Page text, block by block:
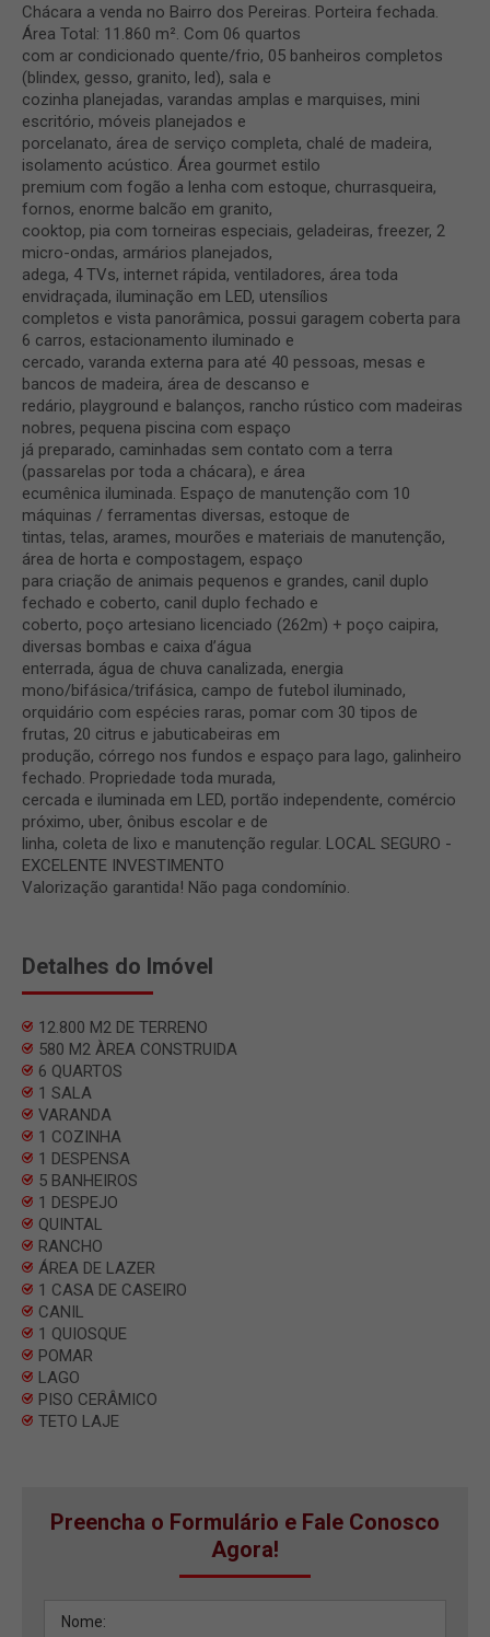
Chácara a venda no Bairro dos Pereiras. Porteira fechada.
Área Total: 11.860 m². Com 06 quartos
com ar condicionado quente/frio, 05 banheiros completos
(blindex, gesso, granito, led), sala e
cozinha planejadas, varandas amplas e marquises, mini
escritório, móveis planejados e
porcelanato, área de serviço completa, chalé de madeira,
isolamento acústico. Área gourmet estilo
premium com fogão a lenha com estoque, churrasqueira,
fornos, enorme balcão em granito,
cooktop, pia com torneiras especiais, geladeiras, freezer, 2
micro-ondas, armários planejados,
adega, 4 TVs, internet rápida, ventiladores, área toda
envidraçada, iluminação em LED, utensílios
completos e vista panorâmica, possui garagem coberta para
6 carros, estacionamento iluminado e
cercado, varanda externa para até 40 pessoas, mesas e
bancos de madeira, área de descanso e
redário, playground e balanços, rancho rústico com madeiras
nobres, pequena piscina com espaço
já preparado, caminhadas sem contato com a terra
(passarelas por toda a chácara), e área
ecumênica iluminada. Espaço de manutenção com 10
máquinas / ferramentas diversas, estoque de
tintas, telas, arames, mourões e materiais de manutenção,
área de horta e compostagem, espaço
para criação de animais pequenos e grandes, canil duplo
fechado e coberto, canil duplo fechado e
coberto, poço artesiano licenciado (262m) + poço caipira,
diversas bombas e caixa d’água
enterrada, água de chuva canalizada, energia
mono/bifásica/trifásica, campo de futebol iluminado,
orquidário com espécies raras, pomar com 30 tipos de
frutas, 20 citrus e jabuticabeiras em
produção, córrego nos fundos e espaço para lago, galinheiro
fechado. Propriedade toda murada,
cercada e iluminada em LED, portão independente, comércio
próximo, uber, ônibus escolar e de
linha, coleta de lixo e manutenção regular. LOCAL SEGURO -
EXCELENTE INVESTIMENTO
Valorização garantida! Não paga condomínio.
Detalhes do Imóvel
12.800 M2 DE TERRENO
580 M2 ÀREA CONSTRUIDA
6 QUARTOS
1 SALA
VARANDA
1 COZINHA
1 DESPENSA
5 BANHEIROS
1 DESPEJO
QUINTAL
RANCHO
ÁREA DE LAZER
1 CASA DE CASEIRO
CANIL
1 QUIOSQUE
POMAR
LAGO
PISO CERÂMICO
TETO LAJE
Preencha o Formulário e Fale Conosco
Agora!